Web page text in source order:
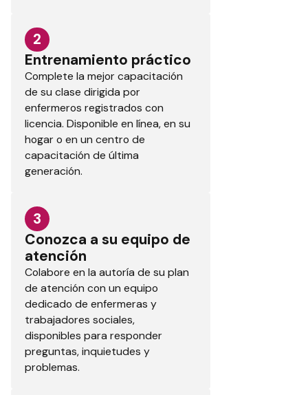
2
Entrenamiento práctico
Complete la mejor capacitación
de su clase dirigida por
enfermeros registrados con
licencia. Disponible en línea, en su
hogar o en un centro de
capacitación de última
generación.
3
Conozca a su equipo de
atención
Colabore en la autoría de su plan
de atención con un equipo
dedicado de enfermeras y
trabajadores sociales,
disponibles para responder
preguntas, inquietudes y
problemas.